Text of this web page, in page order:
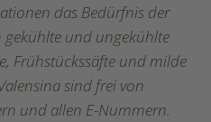
das Bedürfnis der
gekühlte und ungekühlte
Frühstückssäfte und milde
sind frei von
und allen E-Nummern.